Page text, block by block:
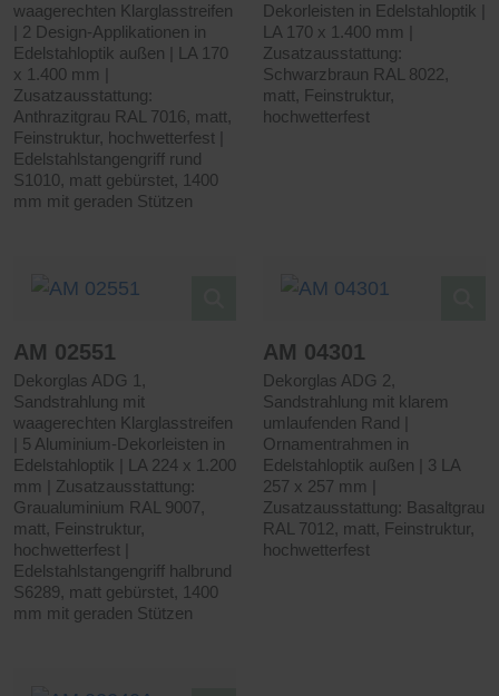
waagerechten Klarglasstreifen
| 2 Design-Applikationen in
Edelstahloptik außen | LA 170
x 1.400 mm |
Zusatzausstattung:
Anthrazitgrau RAL 7016, matt,
Feinstruktur, hochwetterfest |
Edelstahlstangengriff rund
S1010, matt gebürstet, 1400
mm mit geraden Stützen
Dekorleisten in Edelstahloptik |
LA 170 x 1.400 mm |
Zusatzausstattung:
Schwarzbraun RAL 8022,
matt, Feinstruktur,
hochwetterfest
AM 02551
Dekorglas ADG 1,
Sandstrahlung mit
waagerechten Klarglasstreifen
| 5 Aluminium-Dekorleisten in
Edelstahloptik | LA 224 x 1.200
mm | Zusatzausstattung:
Graualuminium RAL 9007,
matt, Feinstruktur,
hochwetterfest |
Edelstahlstangengriff halbrund
S6289, matt gebürstet, 1400
mm mit geraden Stützen
AM 04301
Dekorglas ADG 2,
Sandstrahlung mit klarem
umlaufenden Rand |
Ornamentrahmen in
Edelstahloptik außen | 3 LA
257 x 257 mm |
Zusatzausstattung: Basaltgrau
RAL 7012, matt, Feinstruktur,
hochwetterfest